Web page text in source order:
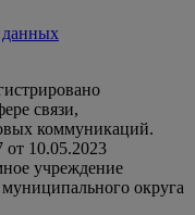
данных
связи,
коммуникаций.
10.05.2023
учреждение
округа